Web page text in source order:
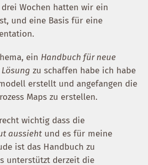
Wochen hatten wir ein
und eine Basis für eine
ein Handbuch für neue
zu schaffen habe ich habe
erstellt und angefangen die
Maps zu erstellen.
wichtig dass die
aussieht und es für meine
ist das Handbuch zu
unterstützt derzeit die